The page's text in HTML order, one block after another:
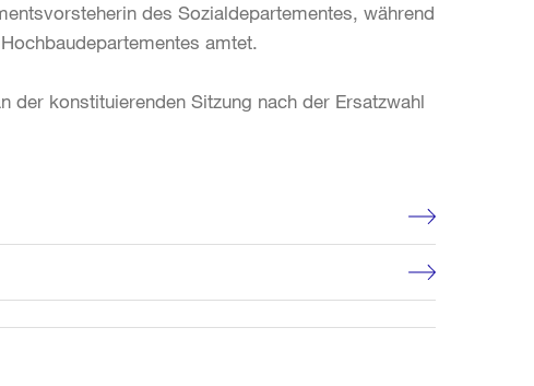
des Sozialdepartementes, während
amtet.
der konstituierenden Sitzung nach der Ersatzwahl